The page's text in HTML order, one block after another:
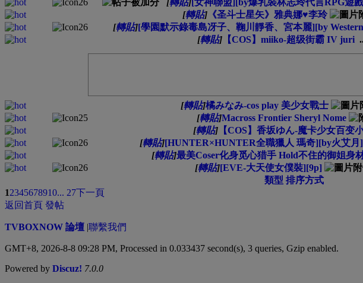
[轉貼][女神聯盟][by爆乳裝林志玲代言RPG遊
[轉貼]《圣斗士星矢》雅典娜♥李玲
[轉貼][學園默示錄毒島冴子、鞠川靜香、宮本麗][by
[轉貼] 【COS】miiko-超级街霸 IV juri
[轉貼]橘みなみ-cos play 美少女戰士
[轉貼]Macross Frontier Sheryl Nome
[轉貼]【COS】香坂ゆん-魔卡少女百变
[轉貼][HUNTER×HUNTER全職獵人 瑪奇][by火艾月
[轉貼]最美Coser化身觅心猎手 Hold不住的御姐身
[轉貼][EVE-大天使女僕裝][9p]
類型 排序方式
12345678910... 27下一頁
返回首頁 發帖
TVBOXNOW 論壇 |聯繫我們
GMT+8, 2026-8-8 09:28 PM, Processed in 0.033437 second(s), 3 queries, Gzip enabled.
Powered by Discuz! 7.0.0